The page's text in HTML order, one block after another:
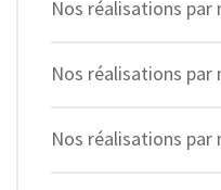
Nos réalisations par
Nos réalisations par
Nos réalisations par